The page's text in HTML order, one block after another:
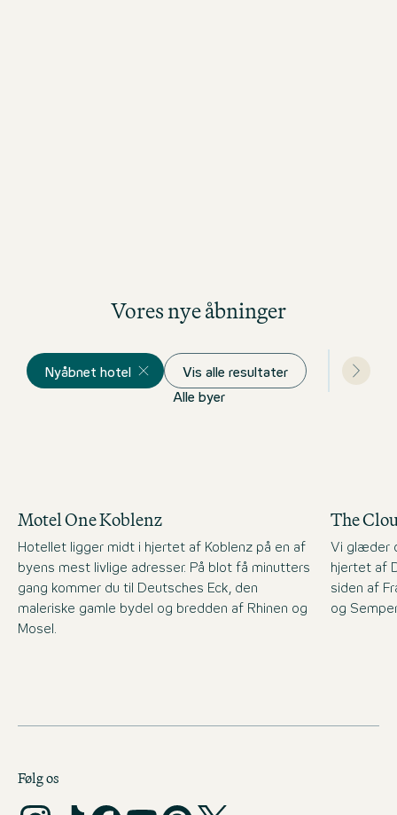
Vores nye åbninger
Nyåbnet hotel Vis alle resultater
Alle byer
Motel One Koblenz
Hotellet ligger midt i hjertet af Koblenz på en af
byens mest livlige adresser. På blot få minutters
gang kommer du til Deutsches Eck, den
maleriske gamle bydel og bredden af Rhinen og
Mosel.
The
Vi glæder
hjertet af
siden af
og
Følg os